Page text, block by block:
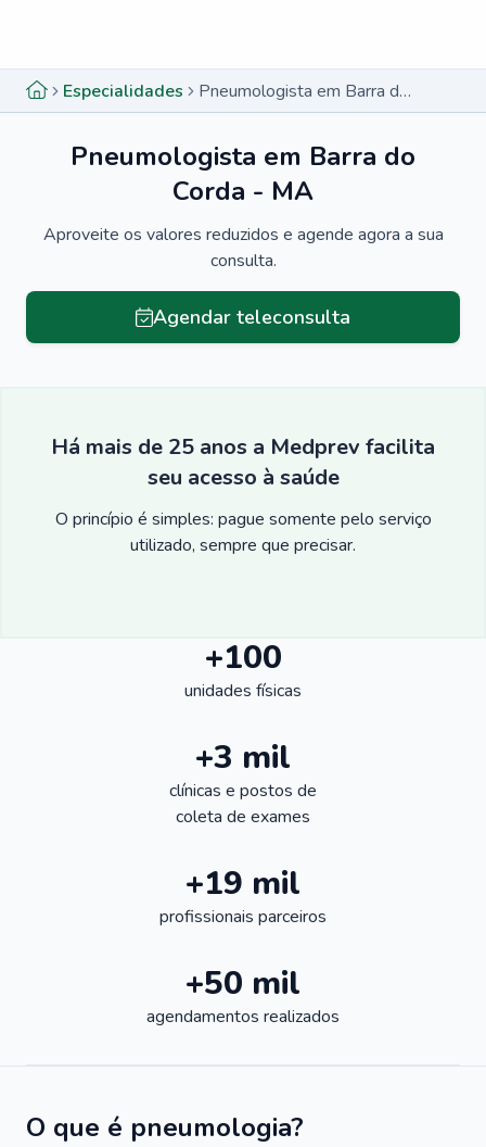
Especialidades Pneumologista em Barra do Corda - MA
Pneumologista em Barra do
Corda - MA
Aproveite os valores reduzidos e agende agora a sua
consulta.
Agendar teleconsulta
Há mais de 25 anos a Medprev facilita
seu acesso à saúde
O princípio é simples: pague somente pelo serviço
utilizado, sempre que precisar.
+100
unidades físicas
+3 mil
clínicas e postos de
coleta de exames
+19 mil
profissionais parceiros
+50 mil
agendamentos realizados
O que é pneumologia?